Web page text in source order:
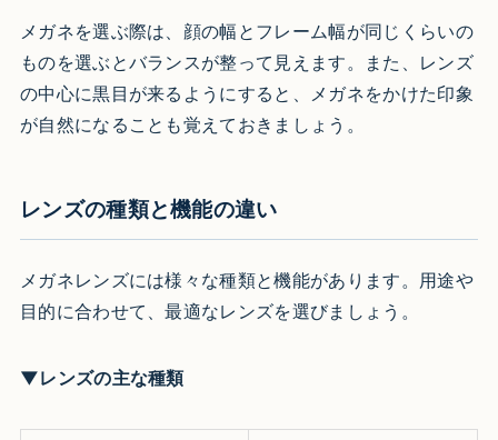
メガネを選ぶ際は、顔の幅とフレーム幅が同じくらいの
ものを選ぶとバランスが整って見えます。また、レンズ
の中心に黒目が来るようにすると、メガネをかけた印象
が自然になることも覚えておきましょう。
レンズの種類と機能の違い
メガネレンズには様々な種類と機能があります。用途や
目的に合わせて、最適なレンズを選びましょう。
▼レンズの主な種類